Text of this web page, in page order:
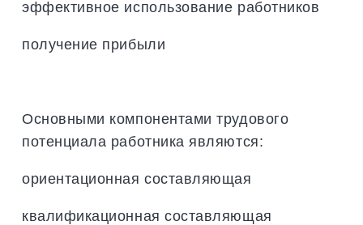
эффективное использование работников
получение прибыли
Основными компонентами трудового
потенциала работника являются:
ориентационная составляющая
квалификационная составляющая